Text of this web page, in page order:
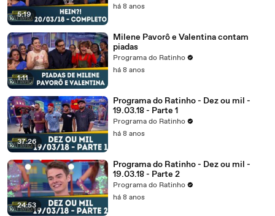
5:19
há 8 anos
1:11
Milene Pavorô e Valentina contam
piadas
Programa do Ratinho
há 8 anos
37:26
Programa do Ratinho - Dez ou mil -
19.03.18 - Parte 1
Programa do Ratinho
há 8 anos
24:53
Programa do Ratinho - Dez ou mil -
19.03.18 - Parte 2
Programa do Ratinho
há 8 anos